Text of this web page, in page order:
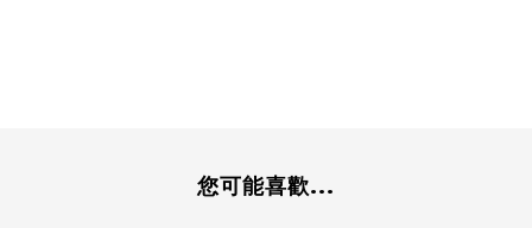
您可能喜歡...